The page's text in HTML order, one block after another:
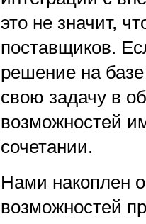
это не значит,
поставщиков.
решение на
свою задачу в
возможностей
сочетании.
Нами накоплен
возможностей